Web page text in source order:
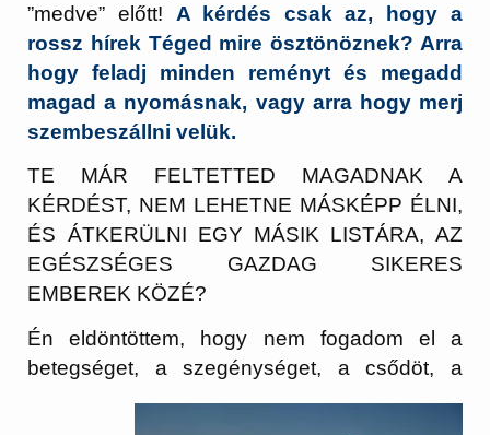
”medve” előtt! A kérdés csak az, hogy a
rossz hírek Téged mire ösztönöznek? Arra
hogy feladj minden reményt és megadd
magad a nyomásnak, vagy arra hogy merj
szembeszállni velük.
TE MÁR FELTETTED MAGADNAK A
KÉRDÉST, NEM LEHETNE MÁSKÉPP ÉLNI,
ÉS ÁTKERÜLNI EGY MÁSIK LISTÁRA, AZ
EGÉSZSÉGES GAZDAG SIKERES
EMBEREK KÖZÉ?
Én eldöntöttem, hogy nem fogadom el a
betegséget, a szegénységet, a csődöt, a